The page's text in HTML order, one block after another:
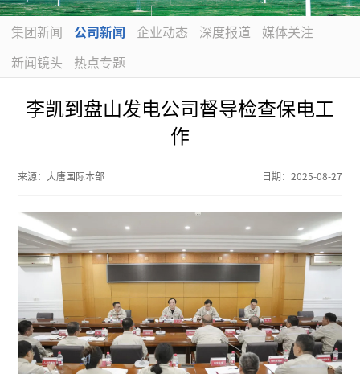
集团新闻 公司新闻 企业动态 深度报道
媒体关注
新闻镜头
热点专题
李凯到盘山发电公司督导检查保电工
作
来源：大唐国际本部 日期： 2025-08-27